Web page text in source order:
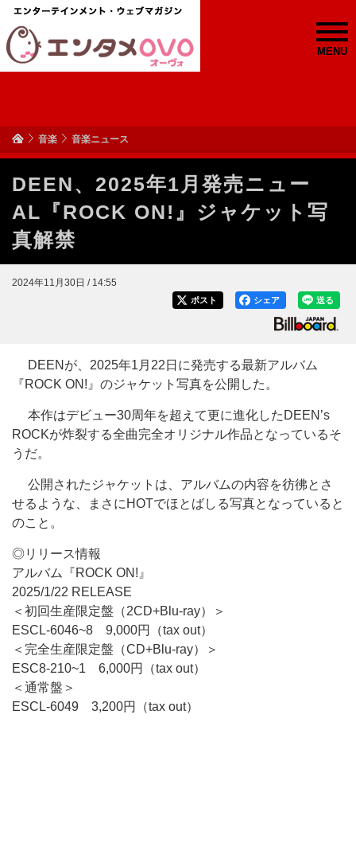
MENU
音楽 音楽ニュース
DEEN、2025年1月発売ニュー
AL『ROCK ON!』ジャケット写
真解禁
2024年11月30日 / 14:55
送る
シェア
ポスト
DEENが、2025年1月22日に発売する最新アルバム
『ROCK ON!』のジャケット写真を公開した。
本作はデビュー30周年を超えて更に進化したDEEN’s
ROCKが炸裂する全曲完全オリジナル作品となっているそ
うだ。
公開されたジャケットは、アルバムの内容を彷彿とさ
せるような、まさにHOTでほとばしる写真となっていると
のこと。
◎リリース情報
アルバム『ROCK ON!』
2025/1/22 RELEASE
＜初回生産限定盤（2CD+Blu-ray）＞
ESCL-6046~8 9,000円（tax out）
＜完全生産限定盤（CD+Blu-ray）＞
ESC8-210~1 6,000円（tax out）
＜通常盤＞
ESCL-6049 3,200円（tax out）